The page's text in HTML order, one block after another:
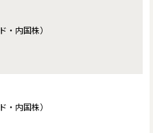
・内国株）
・内国株）